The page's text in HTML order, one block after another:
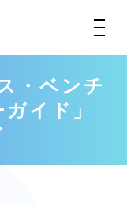
・ベンチ
イド」